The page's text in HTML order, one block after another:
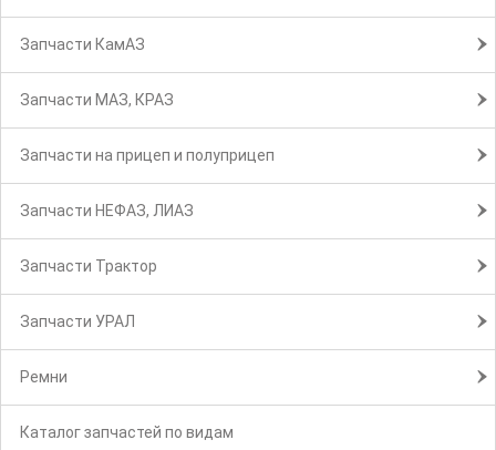
Запчасти КамАЗ
Запчасти МАЗ, КРАЗ
Запчасти на прицеп и полуприцеп
Запчасти НЕФАЗ, ЛИАЗ
Запчасти Трактор
Запчасти УРАЛ
Ремни
Каталог запчастей по видам